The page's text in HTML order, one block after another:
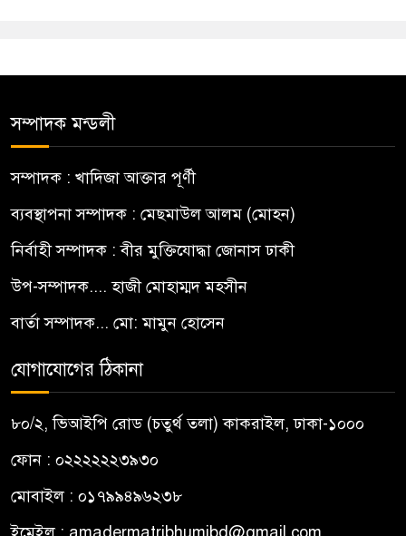
সম্পাদক মন্ডলী
সম্পাদক : খাদিজা আক্তার পূর্ণী
ব্যবস্থাপনা সম্পাদক : মেছমাউল আলম (মোহন)
নির্বাহী সম্পাদক : বীর মুক্তিযোদ্ধা জোনাস ঢাকী
উপ-সম্পাদক.... হাজী মোহাম্মদ মহসীন
বার্তা সম্পাদক... মো: মামুন হোসেন
যোগাযোগের ঠিকানা
৮০/২, ভিআইপি রোড (চতুর্থ তলা) কাকরাইল, ঢাকা-১০০০
ফোন : ০২২২২২২৩৯৩০
মোবাইল : ০১৭৯৯৪৯৬২৩৮